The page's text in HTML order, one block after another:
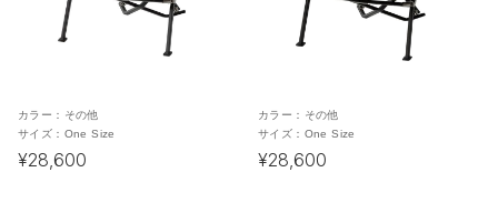
カラー： その他
サイズ： One Size
¥28,600
カラー： その他
サイズ： One Size
¥28,600